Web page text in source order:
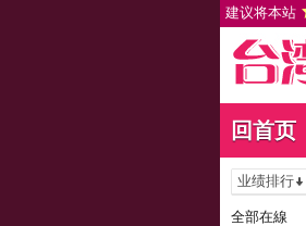
建议将本站
回首页
业绩排行
全部在線